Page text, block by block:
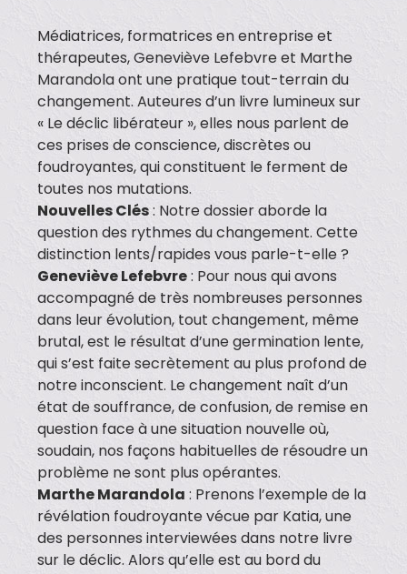
Médiatrices, formatrices en entreprise et
thérapeutes, Geneviève Lefebvre et Marthe
Marandola ont une pratique tout-terrain du
changement. Auteures d’un livre lumineux sur
« Le déclic libérateur », elles nous parlent de
ces prises de conscience, discrètes ou
foudroyantes, qui constituent le ferment de
toutes nos mutations.
Nouvelles Clés: Notre dossier aborde la
question des rythmes du changement. Cette
distinction lents/rapides vous parle-t-elle ?
Geneviève Lefebvre: Pour nous qui avons
accompagné de très nombreuses personnes
dans leur évolution, tout changement, même
brutal, est le résultat d’une germination lente,
qui s’est faite secrètement au plus profond de
notre inconscient. Le changement naît d’un
état de souffrance, de confusion, de remise en
question face à une situation nouvelle où,
soudain, nos façons habituelles de résoudre un
problème ne sont plus opérantes.
Marthe Marandola : Prenons l’exemple de la
révélation foudroyante vécue par Katia, une
des personnes interviewées dans notre livre
sur le déclic. Alors qu’elle est au bord du